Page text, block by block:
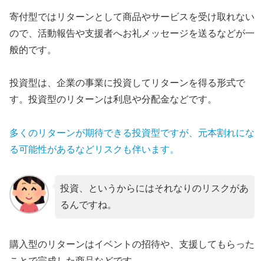
寄付型ではリターンとして商品やサービスを受け取れない
ので、活動報告や支援者へお礼メッセージを送るなどが一
般的です。
投資型は、企業の事業に投資してリターンを得る形式で
す。投資型のリターンは利息や分配金などです。
多くのリターンが期待できる投資型ですが、元本割れにな
る可能性があるなどリスクも伴います。
投資、というからにはそれなりのリスクがあ
るんですね。
購入型のリターンはイベントの招待や、支援してもらった